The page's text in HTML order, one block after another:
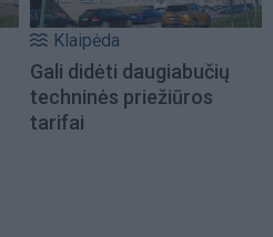
Klaipėda
Gali didėti daugiabučių
techninės priežiūros
tarifai